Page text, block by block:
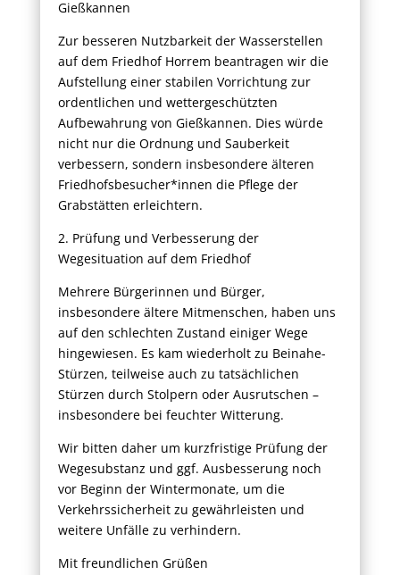
Gießkannen
Zur besseren Nutzbarkeit der Wasserstellen
auf dem Friedhof Horrem beantragen wir die
Aufstellung einer stabilen Vorrichtung zur
ordentlichen und wettergeschützten
Aufbewahrung von Gießkannen. Dies würde
nicht nur die Ordnung und Sauberkeit
verbessern, sondern insbesondere älteren
Friedhofsbesucher*innen die Pflege der
Grabstätten erleichtern.
2. Prüfung und Verbesserung der
Wegesituation auf dem Friedhof
Mehrere Bürgerinnen und Bürger,
insbesondere ältere Mitmenschen, haben uns
auf den schlechten Zustand einiger Wege
hingewiesen. Es kam wiederholt zu Beinahe-
Stürzen, teilweise auch zu tatsächlichen
Stürzen durch Stolpern oder Ausrutschen –
insbesondere bei feuchter Witterung.
Wir bitten daher um kurzfristige Prüfung der
Wegesubstanz und ggf. Ausbesserung noch
vor Beginn der Wintermonate, um die
Verkehrssicherheit zu gewährleisten und
weitere Unfälle zu verhindern.
Mit freundlichen Grüßen